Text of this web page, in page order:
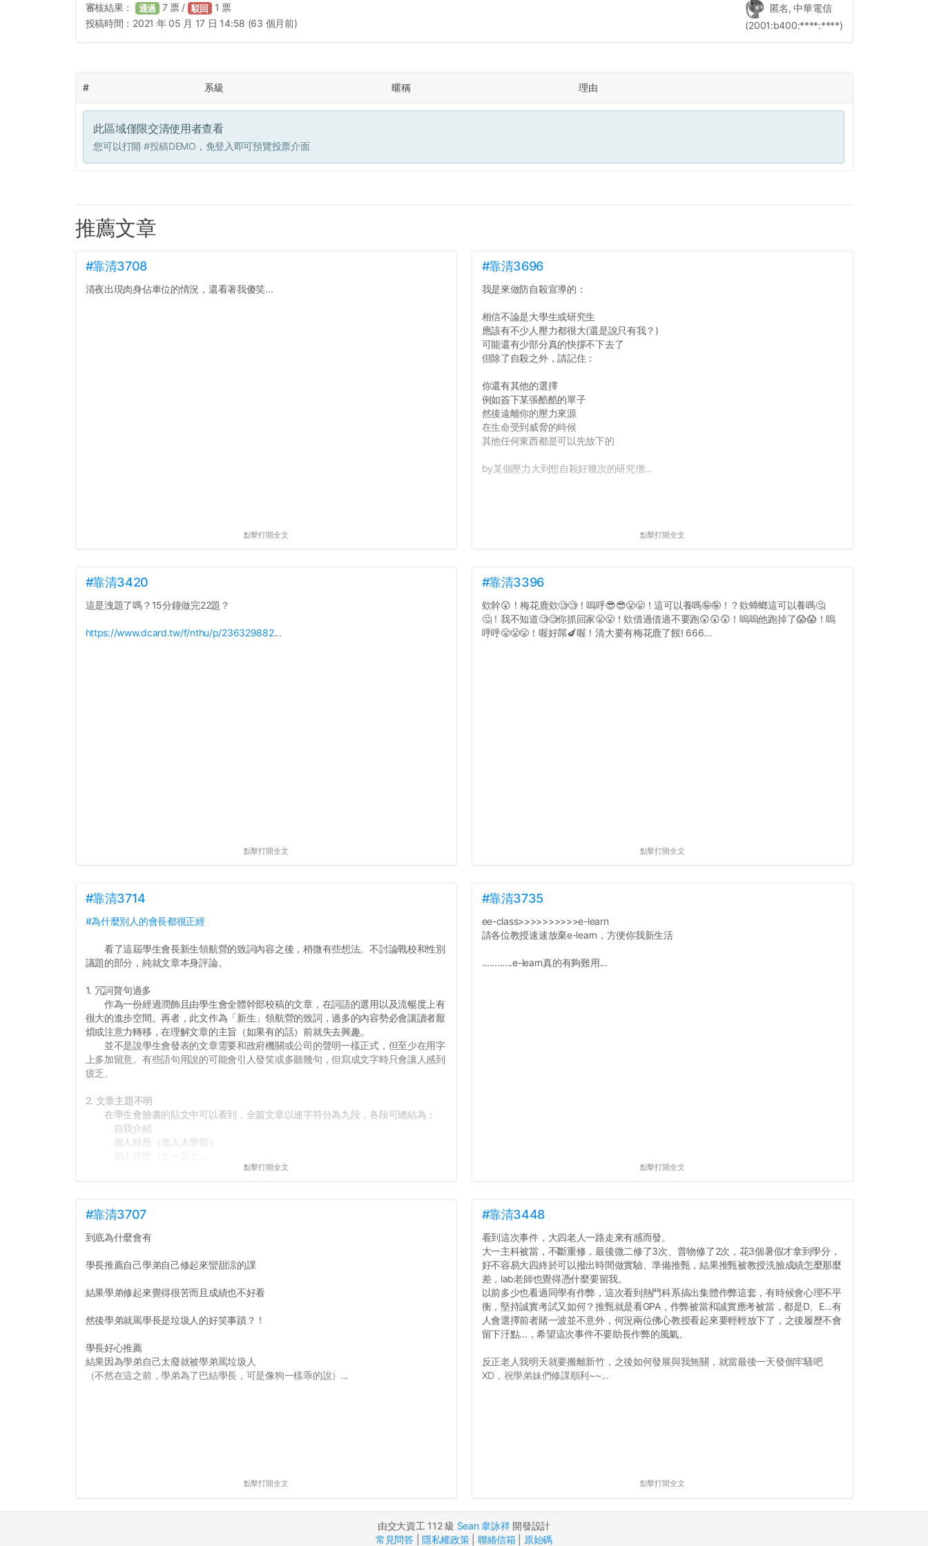
匿名, 中華電信
(2001:b400:****:****)
審核結果： 通過 7票 / 駁回 1 票
投稿時間： 2021 年 05 月 17 日 14:58 (63 個月前)
# 系級 暱稱 理由
此區域僅限交清使用者查看
您可以打開 #投稿DEMO ，免登入即可預覽投票介面
推薦文章
#靠清3708
清夜出現肉身佔車位的情況，還看著我傻笑...
點擊打開全文
#靠清3696
我是來做防自殺宣導的：
相信不論是大學生或研究生
應該有不少人壓力都很大(還是說只有我？)
可能還有少部分真的快撐不下去了
但除了自殺之外，請記住：
你還有其他的選擇
例如簽下某張酷酷的單子
然後遠離你的壓力來源
在生命受到威脅的時候
其他任何東西都是可以先放下的
by某個壓力大到想自殺好幾次的研究僧...
點擊打開全文
#靠清3420
這是洩題了嗎？15分鐘做完22題？
https://www.dcard.tw/f/nthu/p/236329882...
點擊打開全文
#靠清3396
欸幹😲！梅花鹿欸🧐🧐！嗚呼😎😎😤😤！這可以養嗎🤪🤪！？欸蟑螂這可以養嗎🤔
🤔！我不知道🧐🧐你抓回家😤😤！欸借過借過不要跑😲😲😲！嗚嗚他跑掉了😱😱！嗚
呼呼😤😤😤！喔好屌🍆喔！清大要有梅花鹿了餒! 666...
點擊打開全文
#靠清3714
#為什麼別人的會長都很正經
看了這屆學生會長新生領航營的致詞內容之後，稍微有些想法。不討論戰校和性別
議題的部分，純就文章本身評論。
1. 冗詞贅句過多
作為一份經過潤飾且由學生會全體幹部校稿的文章，在詞語的選用以及流暢度上有
很大的進步空間。再者，此文作為「新生」領航營的致詞，過多的內容勢必會讓讀者厭
煩或注意力轉移，在理解文章的主旨（如果有的話）前就失去興趣。
並不是說學生會發表的文章需要和政府機關或公司的聲明一樣正式，但至少在用字
上多加留意。有些語句用說的可能會引人發笑或多聽幾句，但寫成文字時只會讓人感到
疲乏。
2. 文章主題不明
在學生會臉書的貼文中可以看到，全篇文章以連字符分為九段，各段可總結為：
自我介紹
個人經歷（進入大學前）
點擊打開全文
#靠清3735
ee-class>>>>>>>>>>e-learn
請各位教授速速放棄e-learn，方便你我新生活
............e-learn真的有夠難用...
點擊打開全文
#靠清3707
到底為什麼會有
學長推薦自己學弟自己修起來蠻甜涼的課
結果學弟修起來覺得很苦而且成績也不好看
然後學弟就罵學長是垃圾人的好笑事蹟？！
學長好心推薦
結果因為學弟自己太廢就被學弟罵垃圾人
（不然在這之前，學弟為了巴結學長，可是像狗一樣乖的說）...
點擊打開全文
#靠清3448
看到這次事件，大四老人一路走來有感而發。
大一主科被當，不斷重修，最後微二修了3次、普物修了2次，花3個暑假才拿到學分，
好不容易大四終於可以撥出時間做實驗、準備推甄，結果推甄被教授洗臉成績怎麼那麼
差，lab老師也覺得憑什麼要留我。
以前多少也看過同學有作弊，這次看到熱門科系搞出集體作弊這套，有時候會心理不平
衡，堅持誠實考試又如何？推甄就是看GPA，作弊被當和誠實應考被當，都是D、E...有
人會選擇前者賭一波並不意外，何況兩位佛心教授看起來要輕輕放下了，之後履歷不會
留下汙點...，希望這次事件不要助長作弊的風氣。
反正老人我明天就要搬離新竹，之後如何發展與我無關，就當最後一天發個牢騷吧
XD，祝學弟妹們修課順利~~...
點擊打開全文
由交大資工 112 級 Sean 韋詠祥開發設計
常見問答|隱私權政策| 聯絡信箱| 原始碼